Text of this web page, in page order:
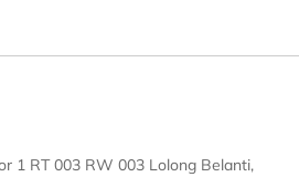
1 RT 003 RW 003 Lolong Belanti,